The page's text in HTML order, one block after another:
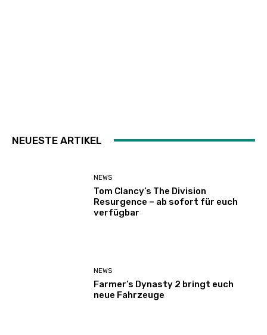
NEUESTE ARTIKEL
NEWS
Tom Clancy’s The Division
Resurgence – ab sofort für euch
verfügbar
NEWS
Farmer’s Dynasty 2 bringt euch
neue Fahrzeuge